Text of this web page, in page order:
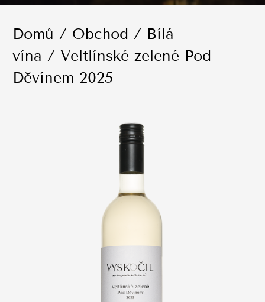
Domů / Obchod / Bílá
vína / Veltlínské zelené Pod
Děvínem 2025